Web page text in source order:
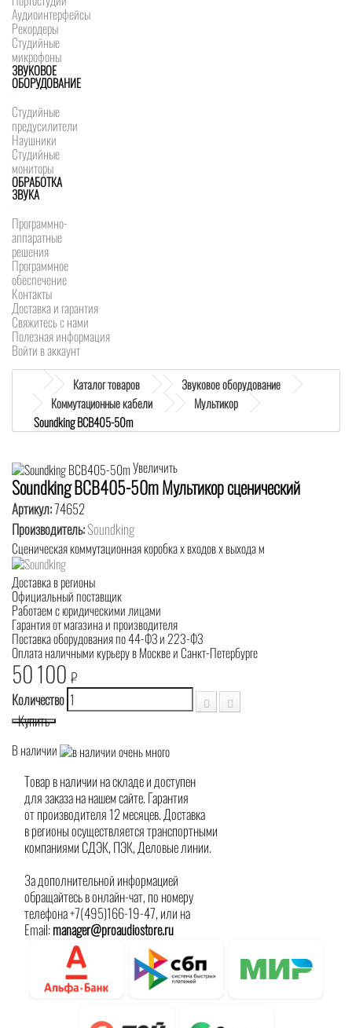
Аудиоинтерфейсы
Рекордеры
Студийные
микрофоны
ЗВУКОВОЕ
ОБОРУДОВАНИЕ
Студийные
предусилители
Наушники
Студийные
мониторы
ОБРАБОТКА
ЗВУКА
Программно-
аппаратные
решения
Программное
обеспечение
Контакты
Доставка и гарантия
Свяжитесь с нами
Полезная информация
Войти в аккаунт
Каталог товаров
Звуковое оборудование
Коммутационные кабели
Мультикор
Soundking BCB405-50m
Увеличить
Soundking BCB405-50m Мультикор сценический
Артикул:74652
Производитель:Soundking
Сценическая коммутационная коробка х входов х выхода м
Доставка в регионы
Официальный поставщик
Работаем с юридическими лицами
Гарантия от магазина и производителя
Поставка оборудования по 44-ФЗ и 223-ФЗ
Оплата наличными курьеру в Москве и Санкт-Петербурге
50 100 ₽
Количество
Купить
В наличии
Товар в наличии на складе и доступен
для заказа на нашем сайте. Гарантия
от производителя 12 месяцев. Доставка
в регионы осуществляется транспортными
компаниями СДЭК, ПЭК, Деловые линии.
За дополнительной информацией
обращайтесь в онлайн-чат, по номеру
телефона +7(495)166-19-47, или на
Email:manager@proaudiostore.ru